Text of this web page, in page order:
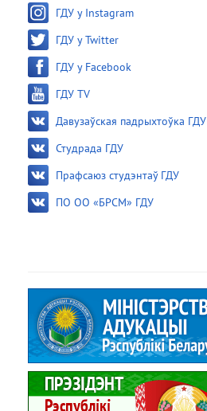
ГДУ у Instagram
ГДУ у Twitter
ГДУ у Facebook
ГДУ TV
Давузаўская падрыхтоўка ГДУ
Студрада ГДУ
Прафсаюз студэнтаў ГДУ
ПО ОО «БРСМ» ГДУ